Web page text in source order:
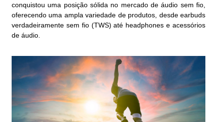
conquistou uma posição sólida no mercado de áudio sem fio,
oferecendo uma ampla variedade de produtos, desde earbuds
verdadeiramente sem fio (TWS) até headphones e acessórios
de áudio.